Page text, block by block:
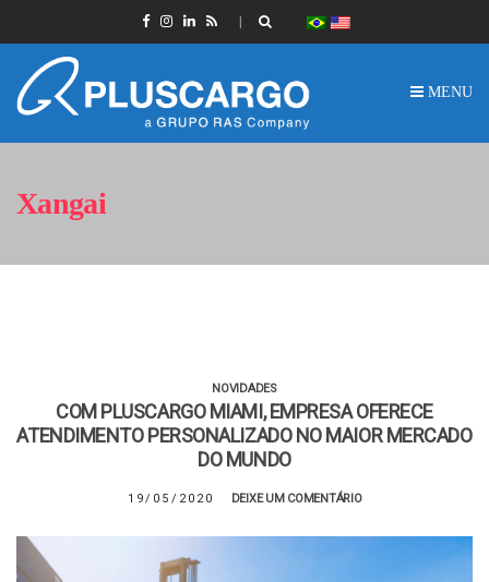
MENU
Xangai
NOVIDADES
COM PLUSCARGO MIAMI, EMPRESA OFERECE
ATENDIMENTO PERSONALIZADO NO MAIOR MERCADO
DO MUNDO
19/05/2020 DEIXE UM COMENTÁRIO